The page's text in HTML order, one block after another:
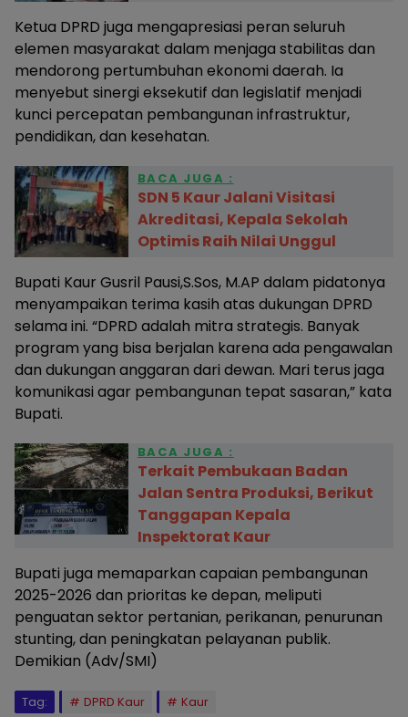
Ketua DPRD juga mengapresiasi peran seluruh
elemen masyarakat dalam menjaga stabilitas dan
mendorong pertumbuhan ekonomi daerah. Ia
menyebut sinergi eksekutif dan legislatif menjadi
kunci percepatan pembangunan infrastruktur,
pendidikan, dan kesehatan.
BACA JUGA :
SDN 5 Kaur Jalani Visitasi
Akreditasi, Kepala Sekolah
Optimis Raih Nilai Unggul
Bupati Kaur Gusril Pausi,S.Sos, M.AP dalam pidatonya
menyampaikan terima kasih atas dukungan DPRD
selama ini. “DPRD adalah mitra strategis. Banyak
program yang bisa berjalan karena ada pengawalan
dan dukungan anggaran dari dewan. Mari terus jaga
komunikasi agar pembangunan tepat sasaran,” kata
Bupati.
BACA JUGA :
Terkait Pembukaan Badan
Jalan Sentra Produksi, Berikut
Tanggapan Kepala
Inspektorat Kaur
Bupati juga memaparkan capaian pembangunan
2025-2026 dan prioritas ke depan, meliputi
penguatan sektor pertanian, perikanan, penurunan
stunting, dan peningkatan pelayanan publik.
Demikian (Adv/SMI)
Tag: DPRD Kaur Kaur